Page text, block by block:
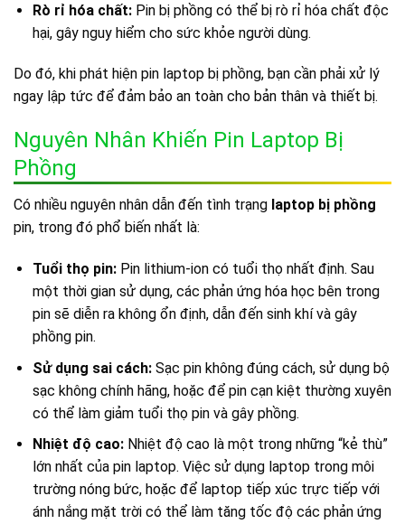
Rò rỉ hóa chất:Pin bị phồng có thể bị rò rỉ hóa chất độc
hại, gây nguy hiểm cho sức khỏe người dùng.
Do đó, khi phát hiện pin laptop bị phồng, bạn cần phải xử lý
ngay lập tức để đảm bảo an toàn cho bản thân và thiết bị.
Nguyên Nhân Khiến Pin Laptop Bị
Phồng
Có nhiều nguyên nhân dẫn đến tình trạng laptop bị phồng
pin, trong đó phổ biến nhất là:
Tuổi thọ pin:Pin lithium-ion có tuổi thọ nhất định. Sau
một thời gian sử dụng, các phản ứng hóa học bên trong
pin sẽ diễn ra không ổn định, dẫn đến sinh khí và gây
phồng pin.
Sử dụng sai cách:Sạc pin không đúng cách, sử dụng bộ
sạc không chính hãng, hoặc để pin cạn kiệt thường xuyên
có thể làm giảm tuổi thọ pin và gây phồng.
Nhiệt độ cao:Nhiệt độ cao là một trong những “kẻ thù”
lớn nhất của pin laptop. Việc sử dụng laptop trong môi
trường nóng bức, hoặc để laptop tiếp xúc trực tiếp với
ánh nắng mặt trời có thể làm tăng tốc độ các phản ứng